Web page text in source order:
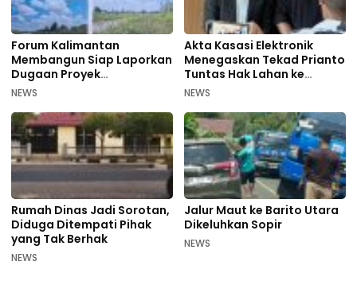
Forum Kalimantan
Membangun Siap Laporkan
Dugaan Proyek
Bermasalah PUPR Kalteng
NEWS
Akta Kasasi Elektronik
Menegaskan Tekad Prianto
Tuntas Hak Lahan ke
Mahkamah Agung
NEWS
Rumah Dinas Jadi Sorotan,
Diduga Ditempati Pihak
yang Tak Berhak
NEWS
Jalur Maut ke Barito Utara
Dikeluhkan Sopir
NEWS